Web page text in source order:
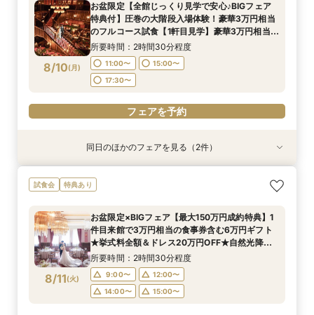
8/9(日)
10:00〜 16:00〜
フェアを予約
8/9(日)
験！近江牛&絶品渡蟹試食など豪華試食
所要時間：2時間30分程度
9:00〜
12:00〜
14:00〜
15:00〜
フェアを予約
8/9(日)
シェフ特製豪華無料試食も！
所要時間：1時間30分程度
9:00〜
12:00〜
14:00〜
15:00〜
フェアを予約
8/9(日)
牛含む豪華フルコース3万相当絶品試食フェア
所要時間：2時間30分程度
9:00〜
12:00〜
14:00〜
15:00〜
フェアを予約
8/9(日)
対応♪
所要時間：2時間30分程度
9:00〜
12:00〜
14:00〜
15:00〜
フェアを予約
8/10(月)
お盆限定【全館じっくり見学で安心♪BIGフェア
特典付】圧巻の大階段入場体験！豪華3万円相当
のフルコース試食【1軒目見学】豪華3万円相当の
レストランペアディナーチケットプレゼント
所要時間：2時間30分程度
11:00〜
15:00〜
17:30〜
フェアを予約
特典あり
8/10(月)
【初見学が1番お得】1件目来館特典付き◆1件目
見学なら挙式料最大全額OFF◆光チャペルの挙式
試食フェア
所要時間：2時間30分程度
11:00〜
15:00〜
17:30〜
フェアを予約
特典あり
8/10(月)
【10名64万円◆専用会場有】最短1ヶ月で準備
OK！6名様から適用可10名64万円からの少人数
所要時間：2時間30分程度
11:00〜
15:00〜
17:30〜
フェアを予約
同日のほかのフェアを見る（2件）
試食会 特典あり
8/11(火)
お盆限定×BIGフェア【最大150万円成約特典】1
件目来館で3万円相当の食事券含む6万円ギフト
★挙式料全額＆ドレス20万円OFF★自然光降り
注ぐ天空チャペル挙式＆憧れドレス×近江牛含む
3万円コース試食
所要時間：2時間30分程度
9:00〜
12:00〜
14:00〜
15:00〜